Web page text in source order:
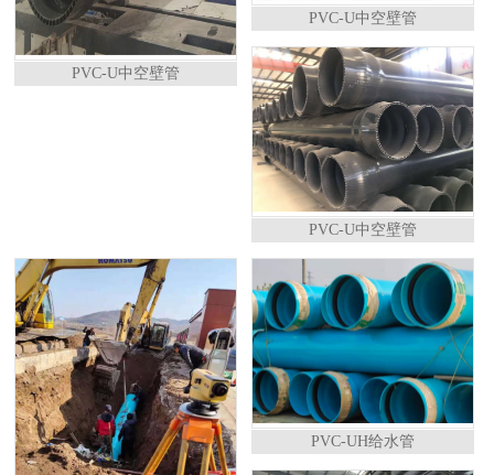
PVC-U中空壁管
PVC-U中空壁管
PVC-U中空壁管
PVC-UH给水管